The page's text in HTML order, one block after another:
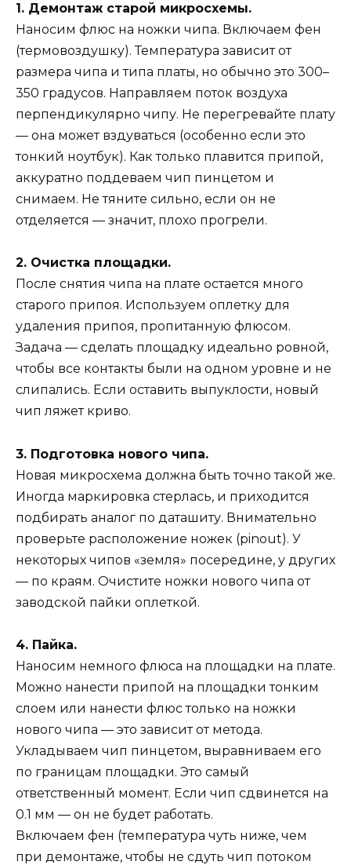
1. Демонтаж старой микросхемы.
Наносим флюс на ножки чипа. Включаем фен
(термовоздушку). Температура зависит от
размера чипа и типа платы, но обычно это 300–
350 градусов. Направляем поток воздуха
перпендикулярно чипу. Не перегревайте плату
— она может вздуваться (особенно если это
тонкий ноутбук). Как только плавится припой,
аккуратно поддеваем чип пинцетом и
снимаем. Не тяните сильно, если он не
отделяется — значит, плохо прогрели.
2. Очистка площадки.
После снятия чипа на плате остается много
старого припоя. Используем оплетку для
удаления припоя, пропитанную флюсом.
Задача — сделать площадку идеально ровной,
чтобы все контакты были на одном уровне и не
слипались. Если оставить выпуклости, новый
чип ляжет криво.
3. Подготовка нового чипа.
Новая микросхема должна быть точно такой же.
Иногда маркировка стерлась, и приходится
подбирать аналог по даташиту. Внимательно
проверьте расположение ножек (pinout). У
некоторых чипов «земля» посередине, у других
— по краям. Очистите ножки нового чипа от
заводской пайки оплеткой.
4. Пайка.
Наносим немного флюса на площадки на плате.
Можно нанести припой на площадки тонким
слоем или нанести флюс только на ножки
нового чипа — это зависит от метода.
Укладываем чип пинцетом, выравниваем его
по границам площадки. Это самый
ответственный момент. Если чип сдвинется на
0.1 мм — он не будет работать.
Включаем фен (температура чуть ниже, чем
при демонтаже, чтобы не сдуть чип потоком